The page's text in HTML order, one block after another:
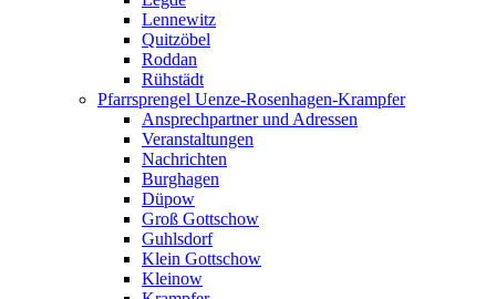
Lennewitz
Quitzöbel
Roddan
Rühstädt
Pfarrsprengel Uenze-Rosenhagen-Krampfer
Ansprechpartner und Adressen
Veranstaltungen
Nachrichten
Burghagen
Düpow
Groß Gottschow
Guhlsdorf
Klein Gottschow
Kleinow